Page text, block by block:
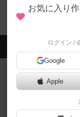
ルール/インスト
お気に入り
ログイン /
Google
Apple